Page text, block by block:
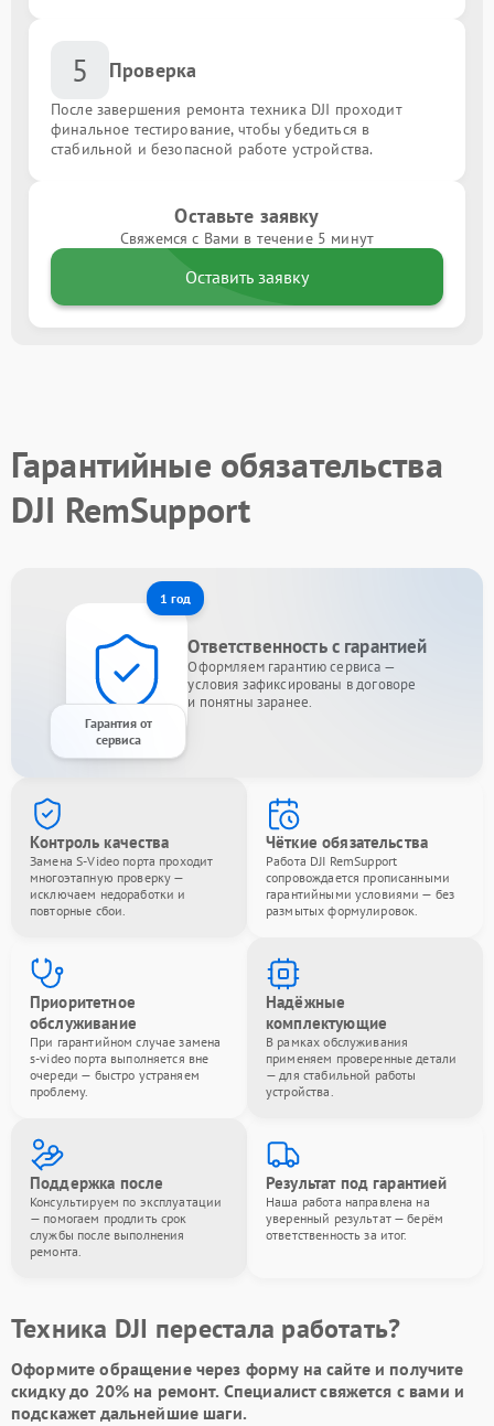
5 Проверка
После завершения ремонта техника DJI проходит
финальное тестирование, чтобы убедиться в
стабильной и безопасной работе устройства.
Оставьте заявку
Свяжемся с Вами в течение 5 минут
Оставить заявку
Гарантийные обязательства
DJI RemSupport
1 год
Гарантия от
сервиса
Ответственность с гарантией
Оформляем гарантию сервиса —
условия зафиксированы в договоре
и понятны заранее.
Контроль качества
Замена S-Video порта проходит
многоэтапную проверку —
исключаем недоработки и
повторные сбои.
Чёткие обязательства
Работа DJI RemSupport
сопровождается прописанными
гарантийными условиями — без
размытых формулировок.
Приоритетное
обслуживание
При гарантийном случае замена
s-video порта выполняется вне
очереди — быстро устраняем
проблему.
Надёжные
комплектующие
В рамках обслуживания
применяем проверенные детали
— для стабильной работы
устройства.
Поддержка после
Консультируем по эксплуатации
— помогаем продлить срок
службы после выполнения
ремонта.
Результат под гарантией
Наша работа направлена на
уверенный результат — берём
ответственность за итог.
Техника DJI перестала работать?
Оформите обращение через форму на сайте и получите
скидку до 20%на ремонт. Специалист свяжется с вами и
подскажет дальнейшие шаги.